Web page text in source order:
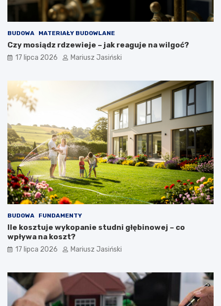
BUDOWA MATERIAŁY BUDOWLANE
Czy mosiądz rdzewieje – jak reaguje na wilgoć?
17 lipca 2026 Mariusz Jasiński
BUDOWA FUNDAMENTY
Ile kosztuje wykopanie studni głębinowej – co
wpływa na koszt?
17 lipca 2026 Mariusz Jasiński